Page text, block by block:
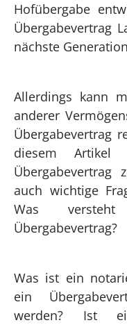
Hofübergabe
Übergabevertrag
nächste
Allerdings kann
anderer
Übergabevertrag
diesem Artikel
Übergabevertrag
auch wichtige
Was
Übergabevertrag?
Was ist ein
ein
werden? Ist